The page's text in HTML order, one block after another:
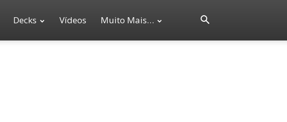
Decks Vídeos Muito Mais…